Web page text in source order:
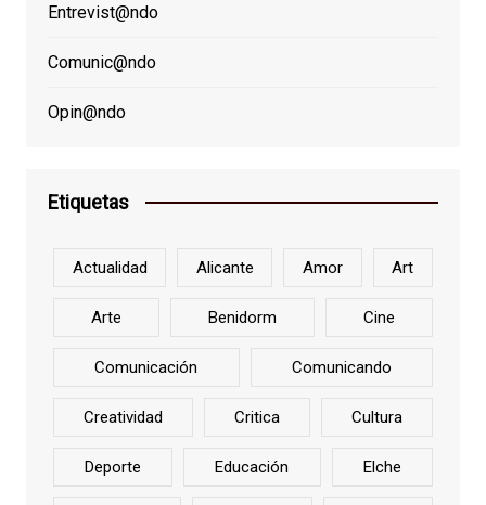
Entrevist@ndo
Comunic@ndo
Opin@ndo
Etiquetas
Actualidad Alicante Amor Art
Arte Benidorm Cine
Comunicación Comunicando
Creatividad Critica Cultura
Deporte Educación Elche